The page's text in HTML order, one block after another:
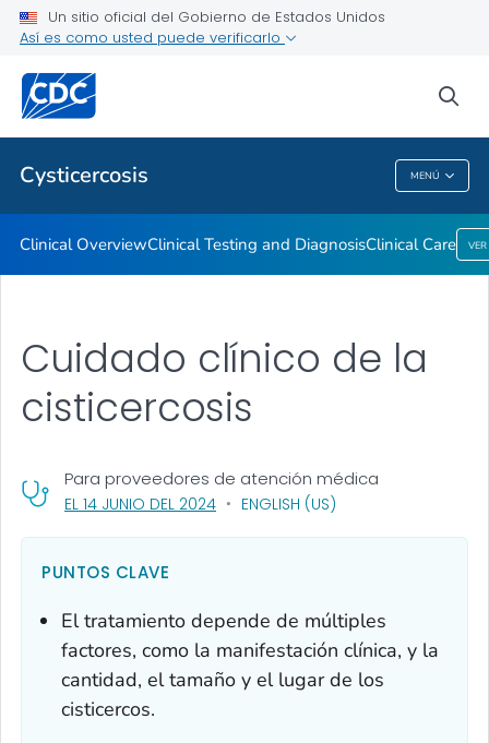
Un sitio oficial del Gobierno de Estados Unidos
Así es como usted puede verificarlo
Cysticercosis MENÚ
Clinical Overview
Clinical Testing and Diagnosis
Clinical Care
VER TODO
Cysticercosis
Clinical OverviewClinical Testing and DiagnosisClinical Care
EL 14 JUNIO DEL 2024, VISIT LINK FOR DETAILS.
ENGLISH (US)
Para proveedores de atención médica
Cuidado clínico de la
cisticercosis
PUNTOS CLAVE
El tratamiento depende de múltiples
factores, como la manifestación clínica, y la
cantidad, el tamaño y el lugar de los
cisticercos.